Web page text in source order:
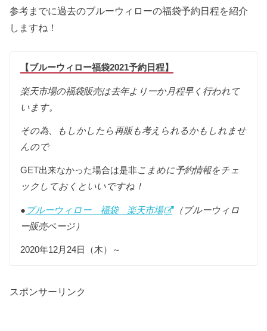
参考までに過去のブルーウィローの福袋予約日程を紹介
しますね！
【ブルーウィロー福袋2021予約日程】
楽天市場の福袋販売は去年より一か月程早く行われて
います。
その為、もしかしたら再販も考えられるかもしれませ
んので
GET出来なかった場合は是非こまめに予約情報をチェ
ックしておくといいですね！
● ブルーウィロー 福袋 楽天市場
（ブルーウィロ
ー販売ページ）
2020年12月24日（木）～
スポンサーリンク